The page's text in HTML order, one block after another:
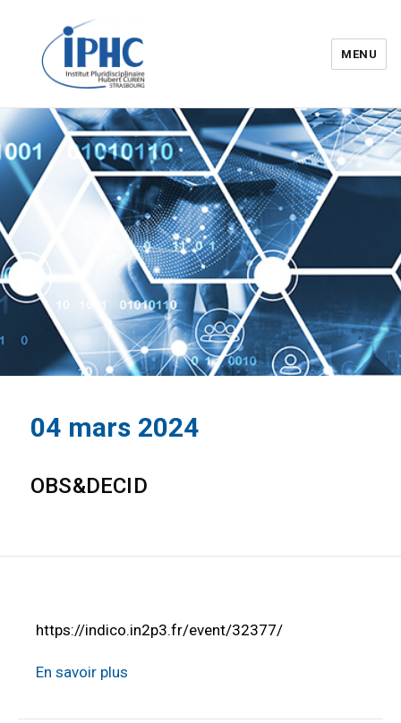
Institut pluridisciplinaire Hubert
Curien – IPHC
MENU
04 mars 2024
OBS&DECID
https://indico.in2p3.fr/event/32377/
En savoir plus